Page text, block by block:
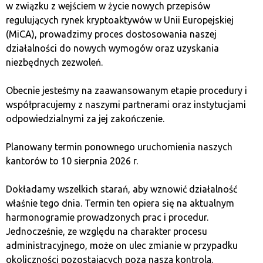
ограниченное количество золота в мире
поддерживает его цену. Это свойство повышает
привлекательность криптовалют как хранилища
ценности, особенно в условиях финансовой
неопределенности и растущей инфляции в
Сочетание ограниченного предложения с растущим
признанием и принятием предполагает, что
долгосрочной перспективе. Перспектива этой
стоимости мотивирует инвесторов и
фиатные валюты, рассматривать криптовалюты как
долгосрочные инвестиции, что может снижать
давление на их продажу и способствовать росту
стоимости.
w związku z wejściem w życie nowych przepisów
regulujących rynek kryptoaktywów w Unii Europejskiej
(MiCA), prowadzimy proces dostosowania naszej
działalności do nowych wymogów oraz uzyskania
niezbędnych zezwoleń.
Obecnie jesteśmy na zaawansowanym etapie procedury i
współpracujemy z naszymi partnerami oraz instytucjami
odpowiedzialnymi za jej zakończenie.
Planowany termin ponownego uruchomienia naszych
kantorów to 10 sierpnia 2026 r.
Dokładamy wszelkich starań, aby wznowić działalność
właśnie tego dnia. Termin ten opiera się na aktualnym
harmonogramie prowadzonych prac i procedur.
Jednocześnie, ze względu na charakter procesu
administracyjnego, może on ulec zmianie w przypadku
okoliczności pozostających poza naszą kontrolą.